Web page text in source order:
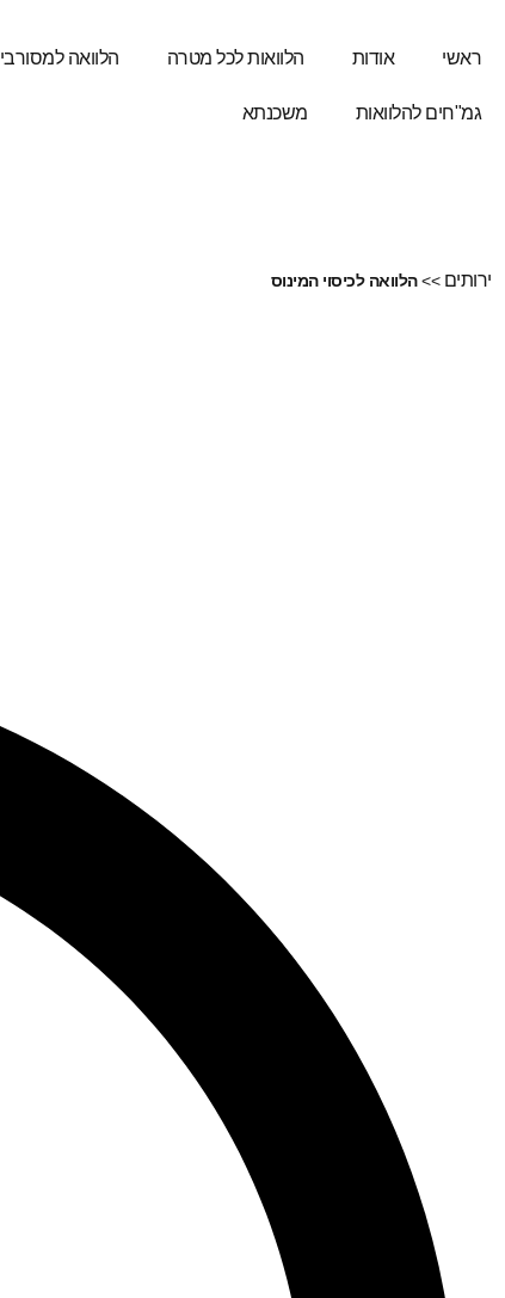
ראשי אודות הלוואות לכל מטרה הלוואה למסורבים
גמ"חים להלוואות משכנתא
>>הלוואה לכיסוי המינוס